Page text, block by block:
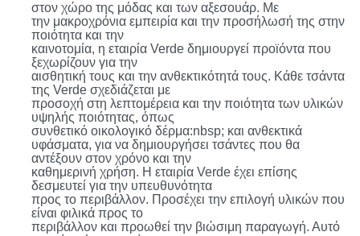
43,92 €.
στον χώρο της μόδας και των αξεσουάρ. Με
την μακροχρόνια εμπειρία και την προσήλωσή της στην
ποιότητα και την
καινοτομία, η εταιρία Verde δημιουργεί προϊόντα που
ξεχωρίζουν για την
αισθητική τους και την ανθεκτικότητά τους. Κάθε τσάντα
της Verde σχεδιάζεται με
προσοχή στη λεπτομέρεια και την ποιότητα των υλικών
υψηλής ποιότητας, όπως
συνθετικό οικολογικό δέρμα:nbsp; και ανθεκτικά
υφάσματα, για να δημιουργήσει τσάντες που θα
αντέξουν στον χρόνο και την
καθημερινή χρήση. Η εταιρία Verde έχει επίσης
δεσμευτεί για την υπευθυνότητα
προς το περιβάλλον. Προσέχει την επιλογή υλικών που
είναι φιλικά προς το
περιβάλλον και προωθεί την βιώσιμη παραγωγή. Αυτό